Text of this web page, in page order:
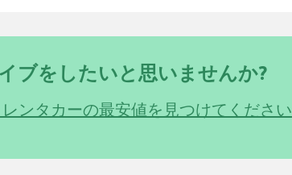
ブをしたいと思いませんか?
ンタカーの最安値を見つけてください